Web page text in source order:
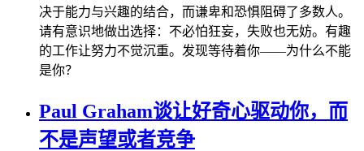
决于能力与兴趣的结合，而谦卑和恐惧阻碍了多数人。
请有意识地做出选择：不必怕狂妄，失败也无妨。有趣
的工作让努力不觉沉重。发现等待着你——为什么不能
是你？
Paul Graham谈让好奇心驱动你，而
不是声望或者竞争